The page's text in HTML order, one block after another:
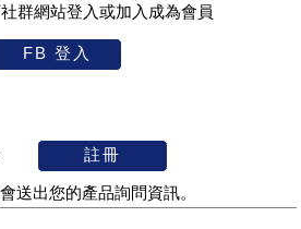
群網站登入或加入成為會員
送出您的產品詢問資訊。